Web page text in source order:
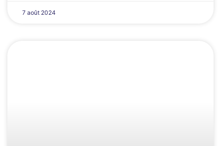
7 août 2024